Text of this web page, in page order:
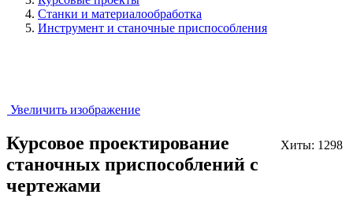
Станки и материалообработка
Инструмент и станочные приспособления
Увеличить изображение
Хиты: 1298
Курсовое проектирование
станочных приспособлений с
чертежами